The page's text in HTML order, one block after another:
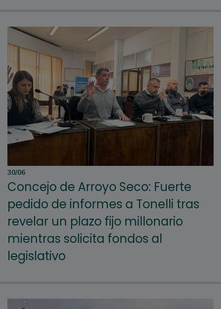
30/06
Concejo de Arroyo Seco: Fuerte
pedido de informes a Tonelli tras
revelar un plazo fijo millonario
mientras solicita fondos al
legislativo